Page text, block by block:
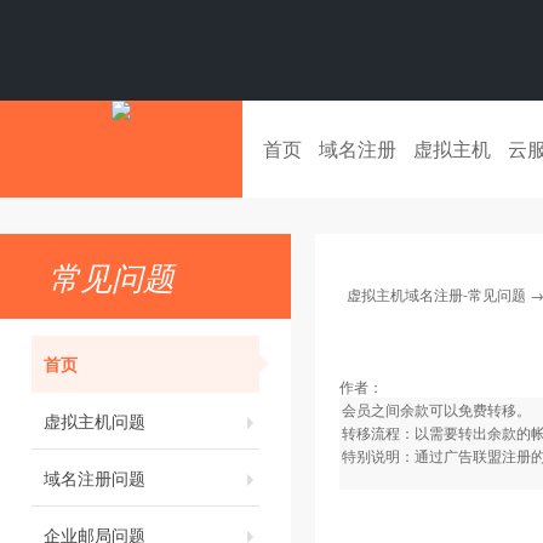
首页 域名注册 虚拟主机 云
常见问题
首页
虚拟主机问题
域名注册问题
企业邮局问题
虚拟主机域名注册-常见问题
作者：
会员之间余款可以免费转移。
转移流程：以需要转出余款的
特别说明：通过广告联盟注册